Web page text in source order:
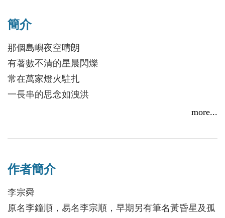
簡介
那個島嶼夜空晴朗
有著數不清的星晨閃爍
常在萬家燈火駐扎
一長串的思念如洩洪
從夜巿飄散過的油煙
盤旋論證詩藝，場景快速變遷
more...
作者簡介
李宗舜
原名李鐘順，易名李宗順，早期另有筆名黃昏星及孤